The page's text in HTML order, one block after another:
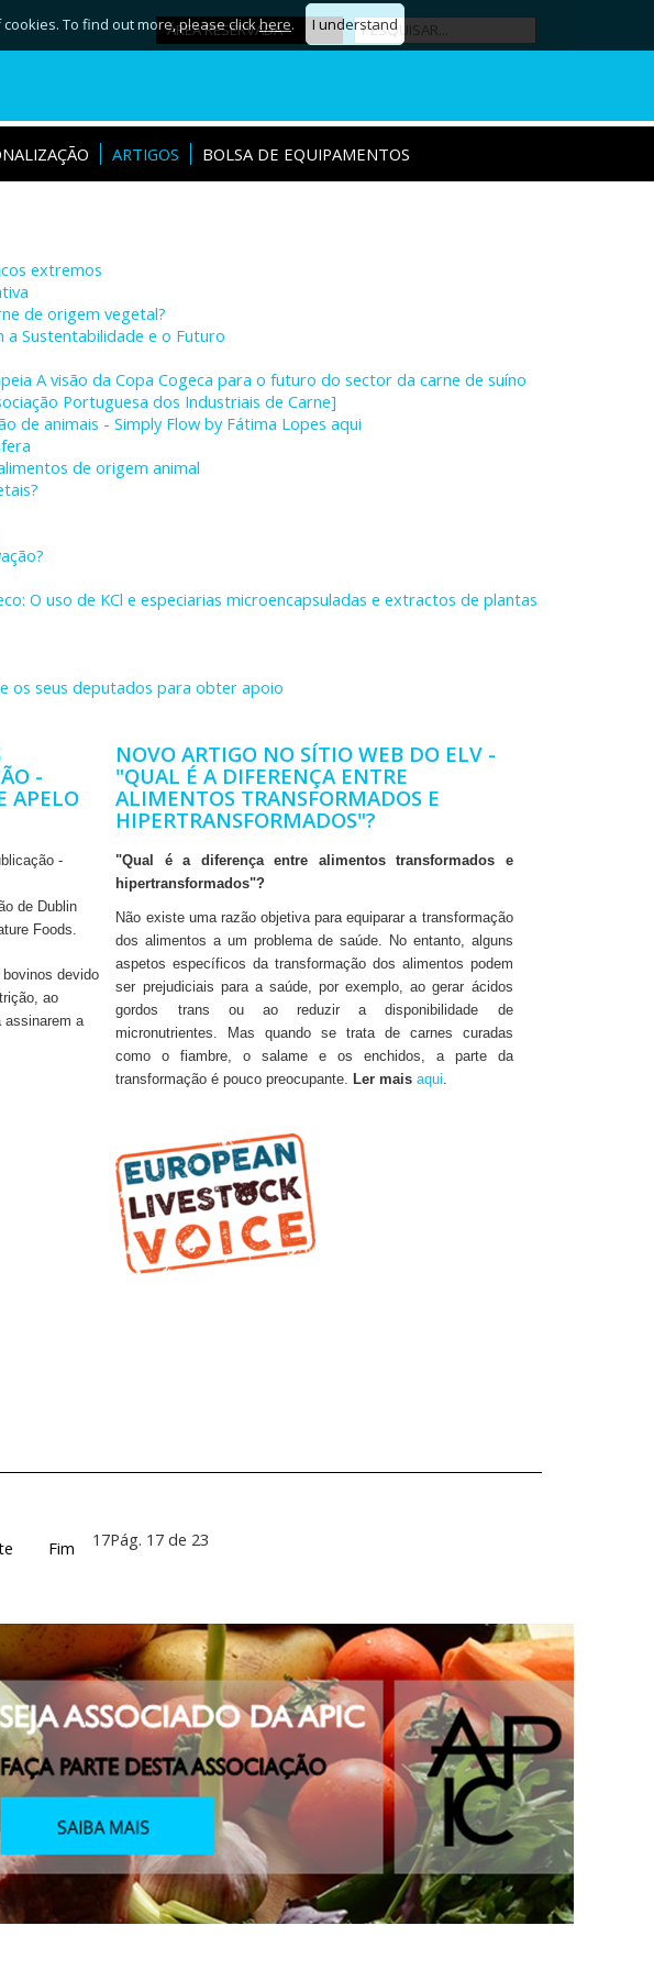
ÁREA RESERVADA
ARTIGOS BOLSA DE EQUIPAMENTOS
extremos
de origem vegetal?
Sustentabilidade e o Futuro
A visão da Copa Cogeca para o futuro do sector da carne de suíno
Portuguesa dos Industriais de Carne]
de animais - Simply Flow by Fátima Lopes aqui
de origem animal
O uso de KCl e especiarias microencapsuladas e extractos de plantas
os seus deputados para obter apoio
-
APELO
-
de Dublin
Foods.
devido
ao
assinarem a
NOVO ARTIGO NO SÍTIO WEB DO ELV -
"QUAL É A DIFERENÇA ENTRE
ALIMENTOS TRANSFORMADOS E
HIPERTRANSFORMADOS"?
"Qual é a diferença entre alimentos transformados e
hipertransformados"?
Não existe uma razão objetiva para equiparar a transformação
dos alimentos a um problema de saúde. No entanto, alguns
aspetos específicos da transformação dos alimentos podem
ser prejudiciais para a saúde, por exemplo, ao gerar ácidos
gordos trans ou ao reduzir a disponibilidade de
micronutrientes. Mas quando se trata de carnes curadas
como o fiambre, o salame e os enchidos, a parte da
transformação é pouco preocupante. Ler mais aqui.
Pág. 17 de 23
17
Fim
To find out more, please clickhere. I understand